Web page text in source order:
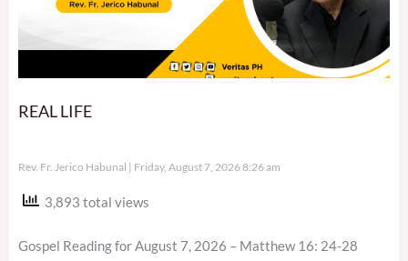
REAL LIFE
Rev. Fr. Jerico Habunal Friday, August 7, 2026 8:26 am
3,893 total views
Gospel Reading for August 7, 2026 – Matthew 16: 24-28